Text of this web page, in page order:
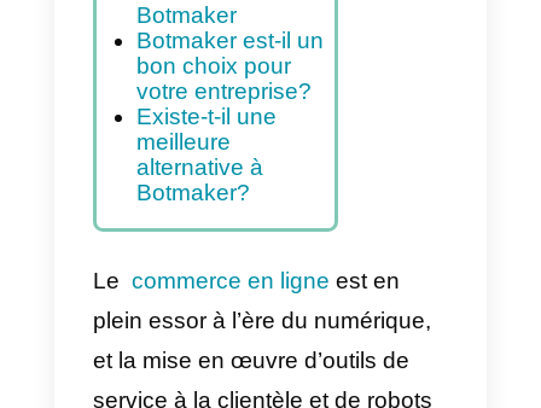
Quelles sont les
fonctionnalités
offertes par
Botmaker?
Avantages et
inconvénients de
Botmaker
Botmaker est-il un
bon choix pour
votre entreprise?
Existe-t-il une
meilleure
alternative à